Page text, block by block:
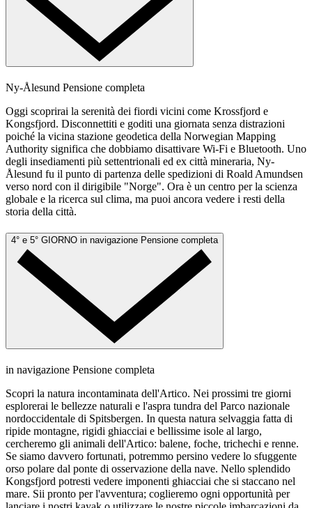
Ny-Ålesund Pensione completa
Oggi scoprirai la serenità dei fiordi vicini come Krossfjord e
Kongsfjord. Disconnettiti e goditi una giornata senza distrazioni
poiché la vicina stazione geodetica della Norwegian Mapping
Authority significa che dobbiamo disattivare Wi-Fi e Bluetooth. Uno
degli insediamenti più settentrionali ed ex città mineraria, Ny-
Ålesund fu il punto di partenza delle spedizioni di Roald Amundsen
verso nord con il dirigibile "Norge". Ora è un centro per la scienza
globale e la ricerca sul clima, ma puoi ancora vedere i resti della
storia della città.
4° e 5° GIORNO in navigazione Pensione completa
in navigazione Pensione completa
Scopri la natura incontaminata dell'Artico. Nei prossimi tre giorni
esplorerai le bellezze naturali e l'aspra tundra del Parco nazionale
nordoccidentale di Spitsbergen. In questa natura selvaggia fatta di
ripide montagne, rigidi ghiacciai e bellissime isole al largo,
cercheremo gli animali dell'Artico: balene, foche, trichechi e renne.
Se siamo davvero fortunati, potremmo persino vedere lo sfuggente
orso polare dal ponte di osservazione della nave. Nello splendido
Kongsfjord potresti vedere imponenti ghiacciai che si staccano nel
mare. Sii pronto per l'avventura; coglieremo ogni opportunità per